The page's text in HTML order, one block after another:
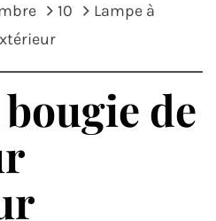
10
Lampe à
de